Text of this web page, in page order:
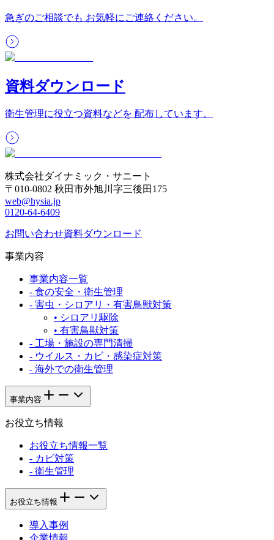
急ぎのご相談でも お気軽にご連絡ください。
資料ダウンロード
衛生管理に役立つ資料などを 配布しています。
株式会社ダイナミック・サニート
〒010-0802 秋田市外旭川字三後田175
web@hysia.jp
0120-64-6409
お問い合わせ資料ダウンロード
事業内容
事業内容一覧
- 食の安全・衛生管理
- 害虫・シロアリ・有害鳥獣対策
• シロアリ駆除
• 有害鳥獣対策
- 工場・施設の専門清掃
- ウイルス・カビ・感染症対策
- 海外での衛生管理
事業内容
お役立ち情報
お役立ち情報一覧
- カビ対策
- 衛生管理
お役立ち情報
導入事例